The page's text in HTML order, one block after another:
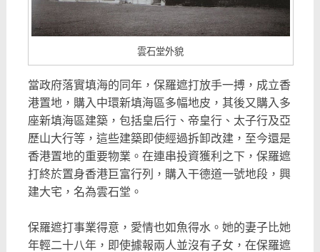
雲石堂外貌
當政府落實填海的同年，保羅遮打放手一搏，成立香
港置地，購入中環新填海區多幅地皮，其後又購入多
座新填海區建築，包括皇后行、帝皇行、太子行及亞
歷山大行等，這些建築即使經過拆卸改建，至今還是
香港置地的重要物業。在連串投資獲利之下，保羅遮
打終於置身香港巨富行列，購入干德道一號地段，興
建大宅，名為雲石堂。
保羅遮打事業得意，愛情也如魚得水。她的妻子比她
年輕二十八年，即使據報兩人並沒有子女，在保羅遮